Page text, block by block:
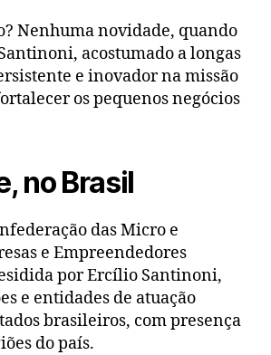
Nenhuma novidade, quando
acostumado a longas
e inovador na missão
os pequenos negócios
no Brasil
das Micro e
e Empreendedores
por Ercílio Santinoni,
e entidades de atuação
brasileiros, com presença
do país.